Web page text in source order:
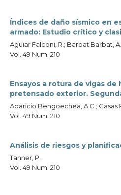
Índices de daño sísmico en
armado: Estudio crítico y
Aguiar Falconi, R.; Barbat Barbat,
Vol. 49 Num. 210
Ensayos a rotura de vigas de
pretensado exterior.
Aparicio Bengoechea, A.C.; Casas
Vol. 49 Num. 210
Análisis de riesgos y
Tanner, P.
Vol. 49 Num. 210